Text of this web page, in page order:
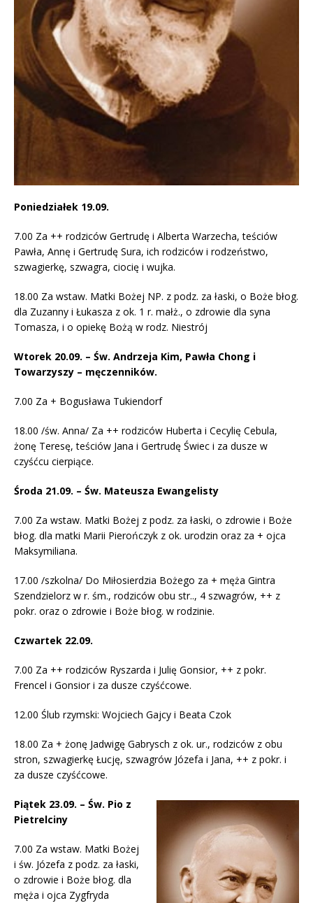
Poniedziałek 19.09.
7.00 Za ++ rodziców Gertrudę i Alberta Warzecha, teściów
Pawła, Annę i Gertrudę Sura, ich rodziców i rodzeństwo,
szwagierkę, szwagra, ciocię i wujka.
18.00 Za wstaw. Matki Bożej NP. z podz. za łaski, o Boże błog.
dla Zuzanny i Łukasza z ok. 1 r. małż., o zdrowie dla syna
Tomasza, i o opiekę Bożą w rodz. Niestrój
Wtorek 20.09. – Św. Andrzeja Kim, Pawła Chong i
Towarzyszy – męczenników.
7.00 Za + Bogusława Tukiendorf
18.00 /św. Anna/ Za ++ rodziców Huberta i Cecylię Cebula,
żonę Teresę, teściów Jana i Gertrudę Świec i za dusze w
czyśćcu cierpiące.
Środa 21.09. – Św. Mateusza Ewangelisty
7.00 Za wstaw. Matki Bożej z podz. za łaski, o zdrowie i Boże
błog. dla matki Marii Pierończyk z ok. urodzin oraz za + ojca
Maksymiliana.
17.00 /szkolna/ Do Miłosierdzia Bożego za + męża Gintra
Szendzielorz w r. śm., rodziców obu str.., 4 szwagrów, ++ z
pokr. oraz o zdrowie i Boże błog. w rodzinie.
Czwartek 22.09.
7.00 Za ++ rodziców Ryszarda i Julię Gonsior, ++ z pokr.
Frencel i Gonsior i za dusze czyśćcowe.
12.00 Ślub rzymski: Wojciech Gajcy i Beata Czok
18.00 Za + żonę Jadwigę Gabrysch z ok. ur., rodziców z obu
stron, szwagierkę Łucję, szwagrów Józefa i Jana, ++ z pokr. i
za dusze czyśćcowe.
Piątek 23.09. – Św. Pio z
Pietrelciny
7.00 Za wstaw. Matki Bożej
i św. Józefa z podz. za łaski,
o zdrowie i Boże błog. dla
męża i ojca Zygfryda